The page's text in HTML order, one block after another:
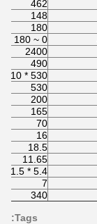
462
148
180
0 ~ 180
2400
490
530 * 510
530
200
165
70
16
18.5
11.65
5.4 * 1.5 * 2
7
340
Tags: